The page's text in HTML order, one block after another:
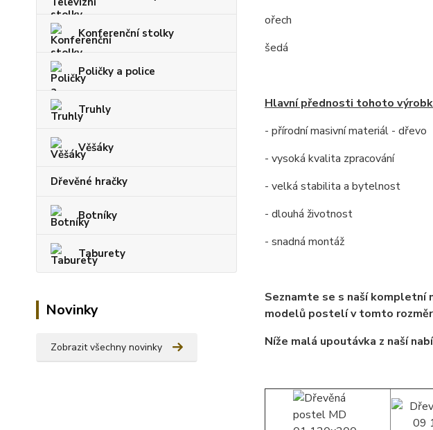
Konferenční stolky
Poličky a police
Truhly
Věšáky
Dřevěné hračky
Botníky
Taburety
Novinky
Zobrazit všechny novinky
ořech
šedá
Hlavní přednosti tohoto
- přírodní masivní materiál - dřevo
- vysoká kvalita zpracování
- velká stabilita a bytelnost
- dlouhá životnost
- snadná montáž
Seznamte se s naší kompletní
modelů postelí v tomto
Níže malá upoutávka z naší